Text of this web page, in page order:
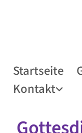
Startseite
Kontakt